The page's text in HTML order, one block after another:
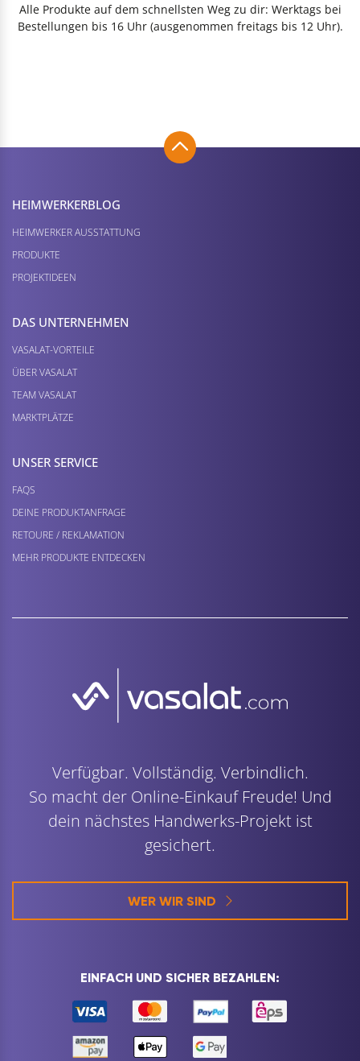
Alle Produkte auf dem schnellsten Weg zu dir: Werktags bei
Bestellungen bis 16 Uhr (ausgenommen freitags bis 12 Uhr).
HEIMWERKER­BLOG
HEIMWERKER AUSSTATTUNG
PRODUKTE
PROJEKTIDEEN
DAS UNTERNEHMEN
VASALAT-VORTEILE
ÜBER VASALAT
TEAM VASALAT
MARKTPLÄTZE
UNSER SERVICE
FAQS
DEINE PRODUKTANFRAGE
RETOURE / REKLAMATION
MEHR PRODUKTE ENTDECKEN
Verfügbar. Vollständig. Verbindlich.
So macht der Online-Einkauf Freude! Und
dein nächstes Handwerks-Projekt ist
gesichert.
WER WIR SIND
EINFACH UND SICHER BEZAHLEN: